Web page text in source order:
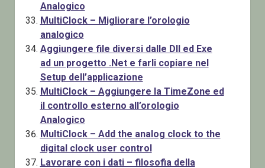
Analogico
MultiClock – Migliorare l’orologio
analogico
Aggiungere file diversi dalle Dll ed Exe
ad un progetto .Net e farli copiare nel
Setup dell’applicazione
MultiClock – Aggiungere la TimeZone ed
il controllo esterno all’orologio
Analogico
MultiClock – Add the analog clock to the
digital clock user control
Lavorare con i dati – filosofia della